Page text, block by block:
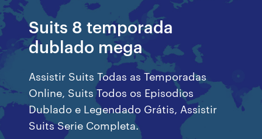
Suits 8 temporada
dublado mega
Assistir Suits Todas as Temporadas
Online, Suits Todos os Episodios
Dublado e Legendado Grátis, Assistir
Suits Serie Completa.